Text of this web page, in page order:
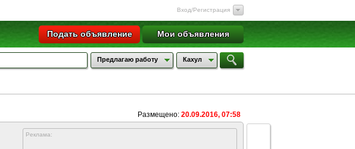
Вход/Регистрация
Мои объявления
Подать объявление
Предлагаю работу Кахул
Размещено: 20.09.2016, 07:58
Реклама: